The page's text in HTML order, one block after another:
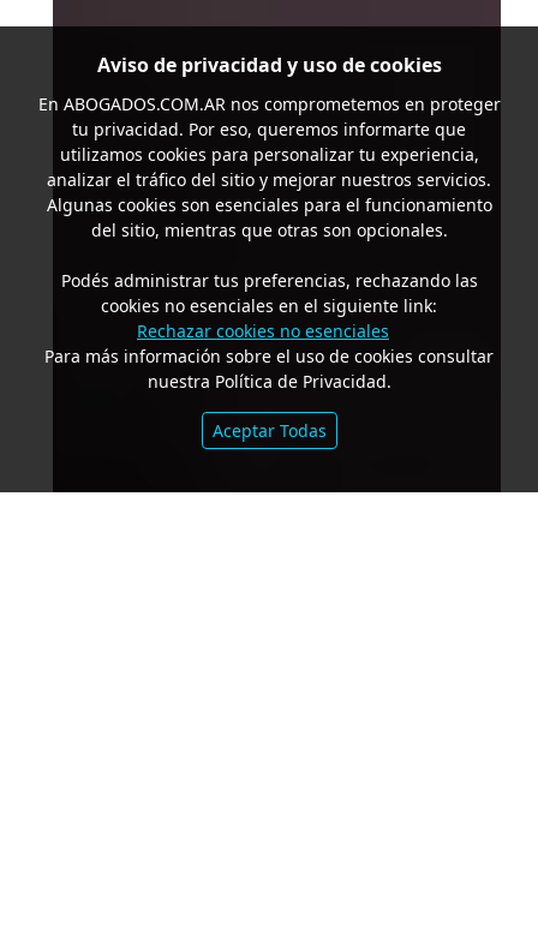
Aviso de privacidad y uso de cookies
En ABOGADOS.COM.ARnos comprometemos en proteger
tu privacidad. Por eso, queremos informarte que
utilizamos cookies para personalizar tu experiencia,
analizar el tráfico del sitio y mejorar nuestros servicios.
Algunas cookies son esenciales para el funcionamiento
del sitio, mientras que otras son opcionales.
Podés administrar tus preferencias, rechazando las
cookies no esenciales en el siguiente link:
Rechazar cookies no esenciales
Para más información sobre el uso de cookies consultar
nuestra Política de Privacidad.
Aceptar Todas